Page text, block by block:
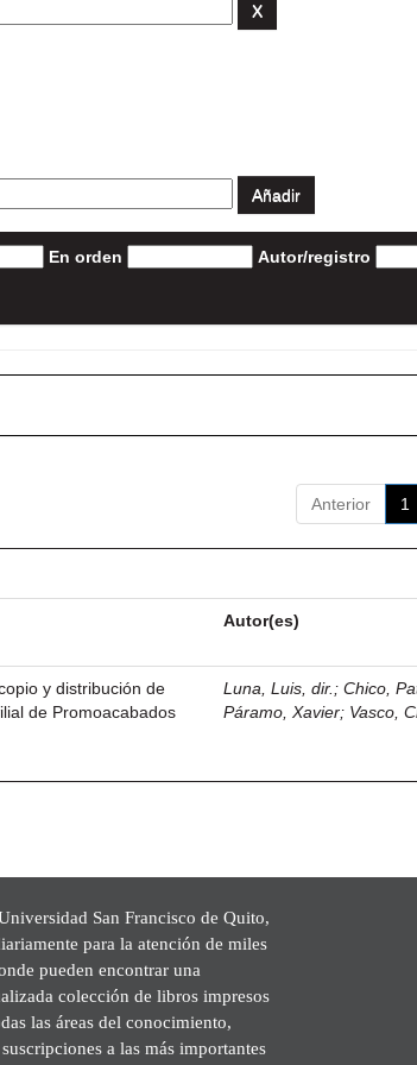
En orden Autor/registro
Anterior 1
Autor(es)
y distribución de
de Promoacabados
Luna, Luis, dir. ;Chico,
Páramo, Xavier; Vasco,
San Francisco de Quito,
para la atención de miles
pueden encontrar una
colección de libros impresos
las áreas del conocimiento,
a las más importantes